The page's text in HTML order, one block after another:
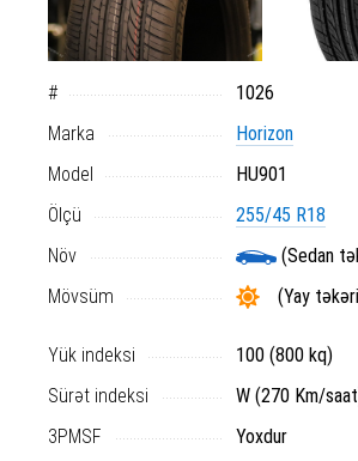
#
1026
Marka
Horizon
Model
HU901
Ölçü
255/45 R18
Növ
(Sedan
Mövsüm
(Yay
Yük indeksi
100 (800 kq)
Sürət indeksi
W (270 Km/
3PMSF
Yoxdur